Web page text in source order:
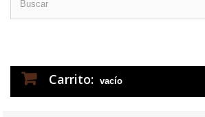
Carrito: vacío